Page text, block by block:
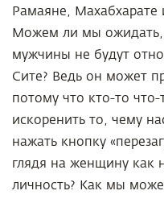
Рамаяне, Махабхарате
Можем ли мы
мужчины не будут
Сите? Ведь он может
потому что кто-то
искоренить то, чему
нажать кнопку
глядя на женщину как
личность? Как мы